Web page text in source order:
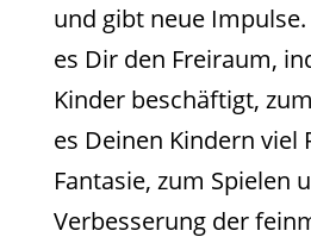
und gibt neue
es Dir den Freiraum,
Kinder beschäftigt,
es Deinen Kindern viel
Fantasie, zum Spielen
Verbesserung der